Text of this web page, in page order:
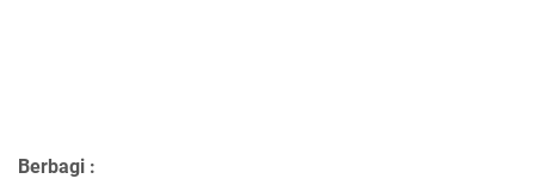
Berbagi :